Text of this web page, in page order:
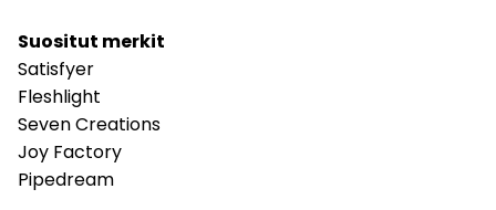
Suositut merkit
Satisfyer
Fleshlight
Seven Creations
Joy Factory
Pipedream